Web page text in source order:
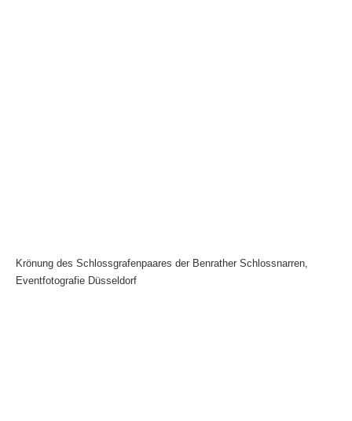
Krönung des Schlossgrafenpaares der Benrather Schlossnarren,
Eventfotografie Düsseldorf